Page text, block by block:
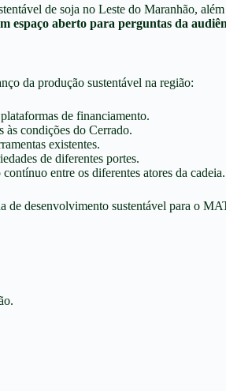
de soja no Leste do Maranhão,
espaço aberto para perguntas da
da produção sustentável na região:
de financiamento.
às condições do Cerrado.
existentes.
de diferentes portes.
entre os diferentes atores da cadeia.
de desenvolvimento sustentável para o